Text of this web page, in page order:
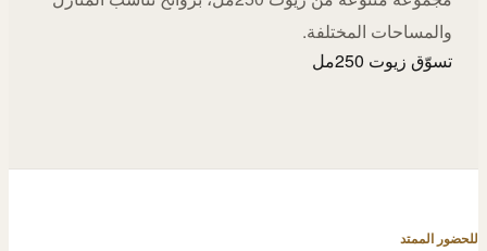
والمساحات المختلفة.
تسوّق زيوت 250مل
للحضور الممتد